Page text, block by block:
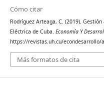
Cómo citar
Rodríguez Arteaga, C. (2019).
Eléctrica de Cuba. Economía Y
https://revistas.uh.cu/econdesarrollo/
Más formatos de cita